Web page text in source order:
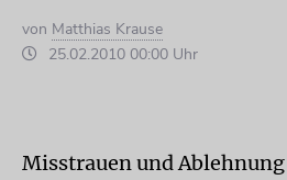
von Matthias Krause
25.02.2010 00:00 Uhr
Misstrauen und